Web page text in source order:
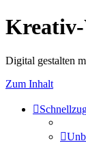
Kreativ-
Digital gestalten
Zum Inhalt